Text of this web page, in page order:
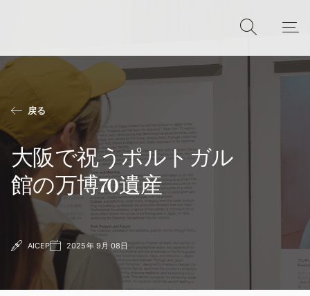
戻る
大阪で祝うポルトガル
館の万博70遺産
AICEP 2025年 9月 08日